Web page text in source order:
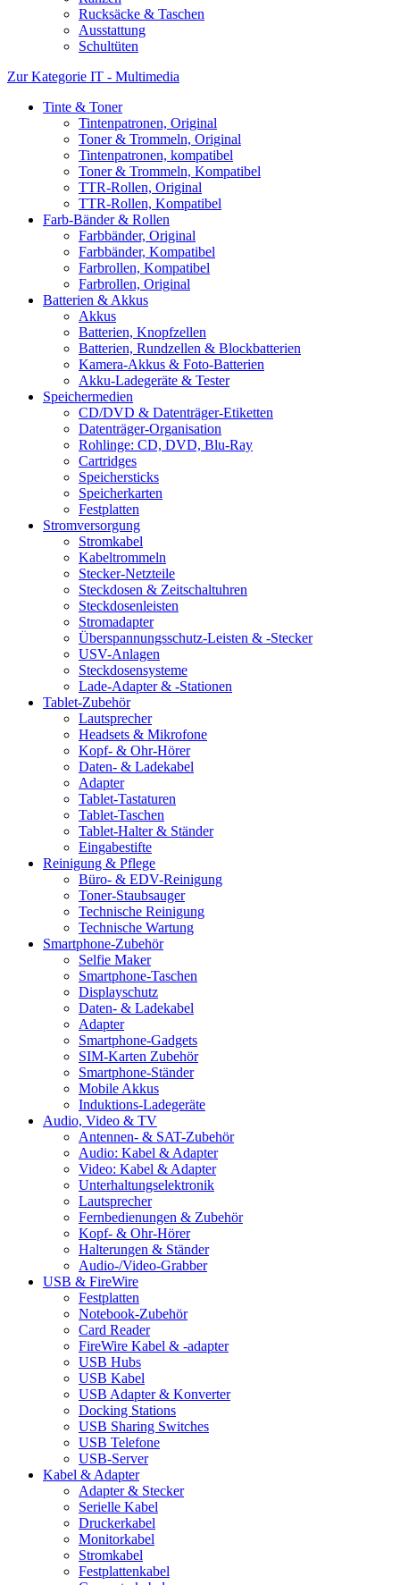
Rucksäcke & Taschen
Ausstattung
Schultüten
Zur Kategorie IT - Multimedia
Tinte & Toner
Tintenpatronen, Original
Toner & Trommeln, Original
Tintenpatronen, kompatibel
Toner & Trommeln, Kompatibel
TTR-Rollen, Original
TTR-Rollen, Kompatibel
Farb-Bänder & Rollen
Farbbänder, Original
Farbbänder, Kompatibel
Farbrollen, Kompatibel
Farbrollen, Original
Batterien & Akkus
Akkus
Batterien, Knopfzellen
Batterien, Rundzellen & Blockbatterien
Kamera-Akkus & Foto-Batterien
Akku-Ladegeräte & Tester
Speichermedien
CD/DVD & Datenträger-Etiketten
Datenträger-Organisation
Rohlinge: CD, DVD, Blu-Ray
Cartridges
Speichersticks
Speicherkarten
Festplatten
Stromversorgung
Stromkabel
Kabeltrommeln
Stecker-Netzteile
Steckdosen & Zeitschaltuhren
Steckdosenleisten
Stromadapter
Überspannungsschutz-Leisten & -Stecker
USV-Anlagen
Steckdosensysteme
Lade-Adapter & -Stationen
Tablet-Zubehör
Lautsprecher
Headsets & Mikrofone
Kopf- & Ohr-Hörer
Daten- & Ladekabel
Adapter
Tablet-Tastaturen
Tablet-Taschen
Tablet-Halter & Ständer
Eingabestifte
Reinigung & Pflege
Büro- & EDV-Reinigung
Toner-Staubsauger
Technische Reinigung
Technische Wartung
Smartphone-Zubehör
Selfie Maker
Smartphone-Taschen
Displayschutz
Daten- & Ladekabel
Adapter
Smartphone-Gadgets
SIM-Karten Zubehör
Smartphone-Ständer
Mobile Akkus
Induktions-Ladegeräte
Audio, Video & TV
Antennen- & SAT-Zubehör
Audio: Kabel & Adapter
Video: Kabel & Adapter
Unterhaltungselektronik
Lautsprecher
Fernbedienungen & Zubehör
Kopf- & Ohr-Hörer
Halterungen & Ständer
Audio-/Video-Grabber
USB & FireWire
Festplatten
Notebook-Zubehör
Card Reader
FireWire Kabel & -adapter
USB Hubs
USB Kabel
USB Adapter & Konverter
Docking Stations
USB Sharing Switches
USB Telefone
USB-Server
Kabel & Adapter
Adapter & Stecker
Serielle Kabel
Druckerkabel
Monitorkabel
Stromkabel
Festplattenkabel